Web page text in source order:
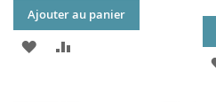
Ajouter au panier
AJOUTER